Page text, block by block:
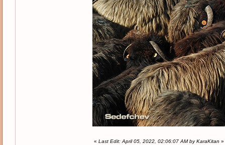
« Last Edit: April 05, 2022, 02:06:07 AM by KaraKitan »